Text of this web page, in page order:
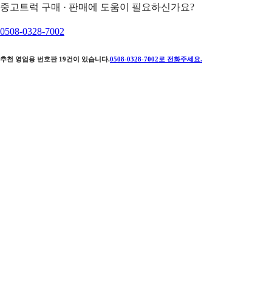
중고트럭 구매 · 판매에 도움이 필요하신가요?
0508-0328-7002
추천 영업용 번호판 19건이 있습니다.0508-0328-7002 로 전화주세요.